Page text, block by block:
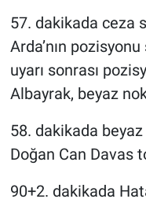
57. dakikada ceza
Arda’nın
uyarı sonrası
Albayrak, beyaz
58. dakikada beyaz
Doğan Can Davas
90+2. dakikada